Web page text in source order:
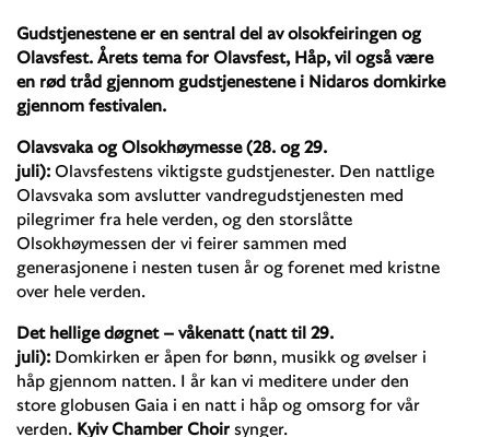
Gudstjenestene er en sentral del av olsokfeiringen og
Olavsfest. Årets tema for Olavsfest, Håp, vil også være
en rød tråd gjennom gudstjenestene i Nidaros domkirke
gjennom festivalen.
Olavsvaka og Olsokhøymesse (28. og 29.
juli): Olavsfestens viktigste gudstjenester. Den nattlige
Olavsvaka som avslutter vandregudstjenesten med
pilegrimer fra hele verden, og den storslåtte
Olsokhøymessen der vi feirer sammen med
generasjonene i nesten tusen år og forenet med kristne
over hele verden.
Det hellige døgnet – våkenatt (natt til 29.
juli): Domkirken er åpen for bønn, musikk og øvelser i
håp gjennom natten. I år kan vi meditere under den
store globusen Gaia i en natt i håp og omsorg for vår
verden. Kyiv Chamber Choir synger.